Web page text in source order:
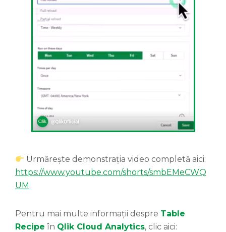
Urmărește demonstrația video completă aici:
https://www.youtube.com/shorts/smbEMeCWQ
UM.
Pentru mai multe informații despre Table
Recipe în Qlik Cloud Analytics, clic aici: